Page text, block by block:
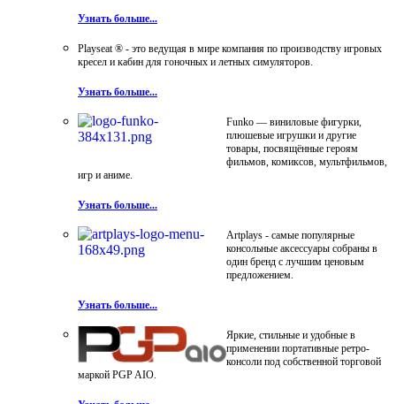
Узнать больше...
Playseat ® - это ведущая в мире компания по производству игровых
кресел и кабин для гоночных и летных симуляторов.
Узнать больше...
Funko — виниловые фигурки,
плюшевые игрушки и другие
товары, посвящённые героям
фильмов, комиксов, мультфильмов,
игр и аниме.
Узнать больше...
Artplays - самые популярные
консольные аксессуары собраны в
один бренд с лучшим ценовым
предложением.
Узнать больше...
Яркие, стильные и удобные в
применении портативные ретро-
консоли под собственной торговой
маркой PGP AIO.